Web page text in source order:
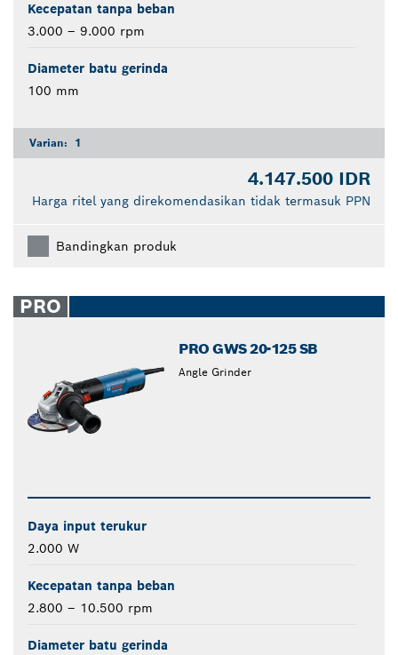
Kecepatan tanpa beban
3.000 – 9.000 rpm
Diameter batu gerinda
100 mm
Varian: 1
4.147.500 IDR
Harga ritel yang direkomendasikan tidak termasuk PPN
Bandingkan produk
PRO
PRO GWS 20-125 SB
Angle Grinder
Daya input terukur
2.000 W
Kecepatan tanpa beban
2.800 – 10.500 rpm
Diameter batu gerinda